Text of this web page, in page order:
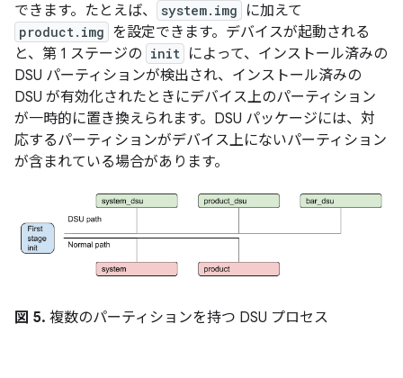
できます。たとえば、
system.img に加えて
product.img を設定できます。デバイスが起動される
と、第 1 ステージの init
によって、インストール済みの
DSU パーティションが検出され、インストール済みの
DSU が有効化されたときにデバイス上のパーティション
が一時的に置き換えられます。DSU パッケージには、対
応するパーティションがデバイス上にないパーティション
が含まれている場合があります。
図 5. 複数のパーティションを持つ DSU プロセス